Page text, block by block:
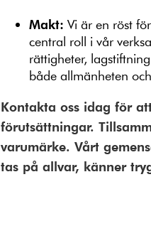
Makt: Vi är en röst
central roll i vår
rättigheter,
både allmänheten
Kontakta oss idag för
förutsättningar.
varumärke. Vårt
tas på allvar, känner